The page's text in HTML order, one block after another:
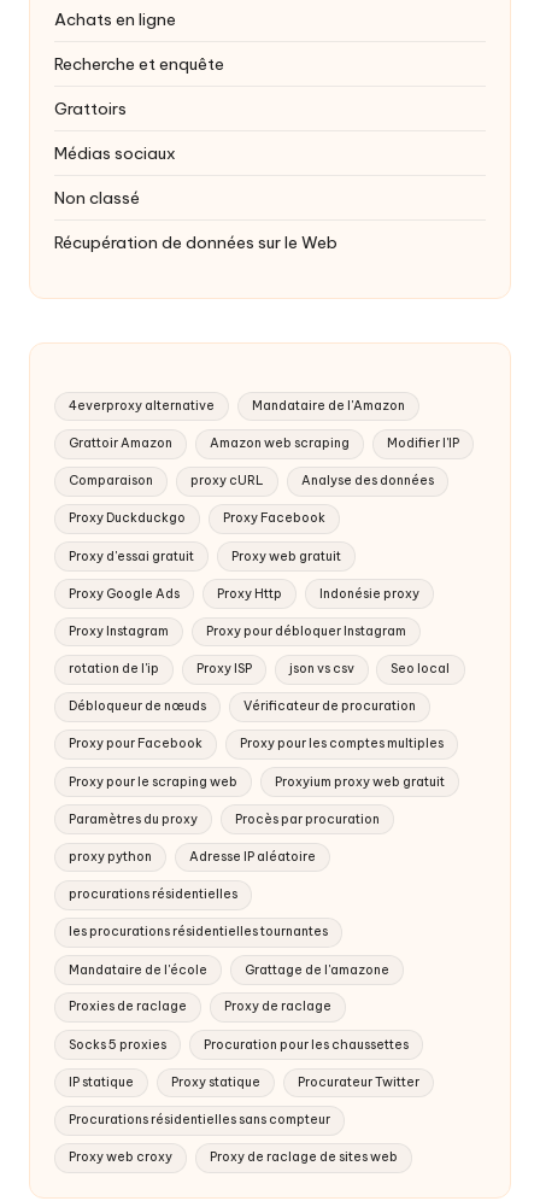
Achats en ligne
Recherche et enquête
Grattoirs
Médias sociaux
Non classé
Récupération de données sur le Web
4everproxy alternative Mandataire de l'Amazon
Grattoir Amazon Amazon web scraping Modifier l'IP
Comparaison proxy cURL Analyse des données
Proxy Duckduckgo Proxy Facebook
Proxy d'essai gratuit Proxy web gratuit
Proxy Google Ads Proxy Http Indonésie proxy
Proxy Instagram Proxy pour débloquer Instagram
rotation de l'ip Proxy ISP json vs csv Seo local
Débloqueur de nœuds Vérificateur de procuration
Proxy pour Facebook Proxy pour les comptes multiples
Proxy pour le scraping web Proxyium proxy web gratuit
Paramètres du proxy Procès par procuration
proxy python Adresse IP aléatoire
procurations résidentielles
les procurations résidentielles tournantes
Mandataire de l'école Grattage de l'amazone
Proxies de raclage Proxy de raclage
Socks 5 proxies Procuration pour les chaussettes
IP statique Proxy statique Procurateur Twitter
Procurations résidentielles sans compteur
Proxy web croxy Proxy de raclage de sites web